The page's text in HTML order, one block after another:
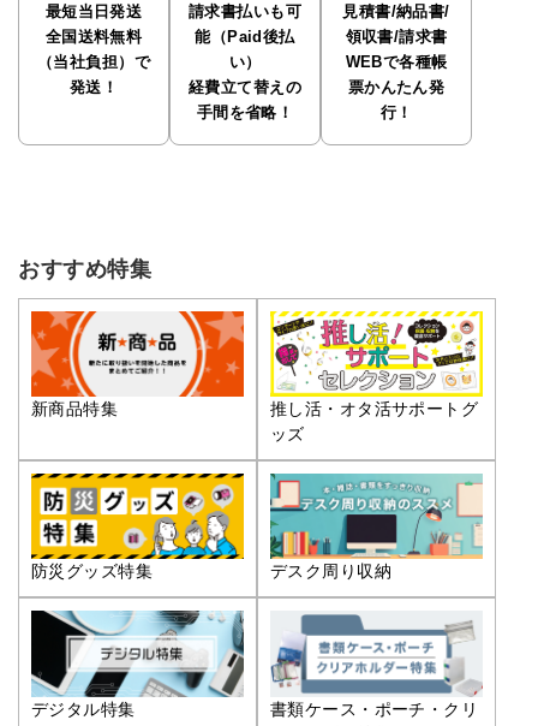
最短当日発送
全国送料無料
（当社負担）で
発送！
請求書払いも可
能（Paid後払
い）
経費立て替えの
手間を省略！
見積書/納品書/
領収書/請求書
WEBで各種帳
票かんたん発
行！
おすすめ特集
新商品特集
推し活・オタ活サポートグ
ッズ
防災グッズ特集 デスク周り収納
デジタル特集
書類ケース・ポーチ・クリ